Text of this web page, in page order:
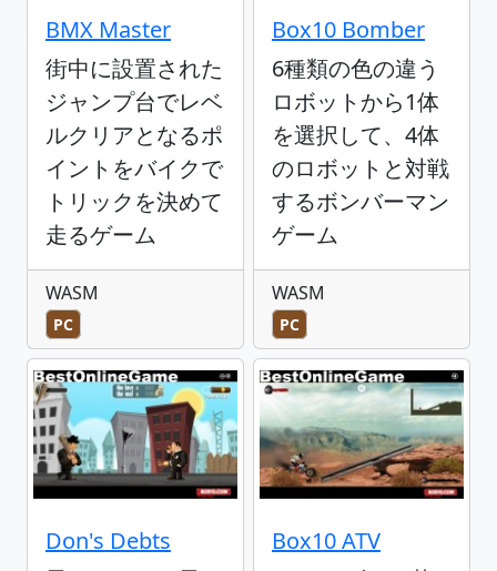
BMX Master
街中に設置された
ジャンプ台でレベ
ルクリアとなるポ
イントをバイクで
トリックを決めて
走るゲーム
WASM
PC
Box10 Bomber
6種類の色の違う
ロボットから1体
を選択して、4体
のロボットと対戦
するボンバーマン
ゲーム
WASM
PC
Don's Debts
Box10 ATV